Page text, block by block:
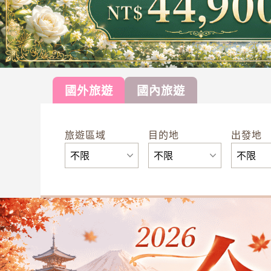
國外旅遊 國內旅遊
旅遊區域 目的地 出發地